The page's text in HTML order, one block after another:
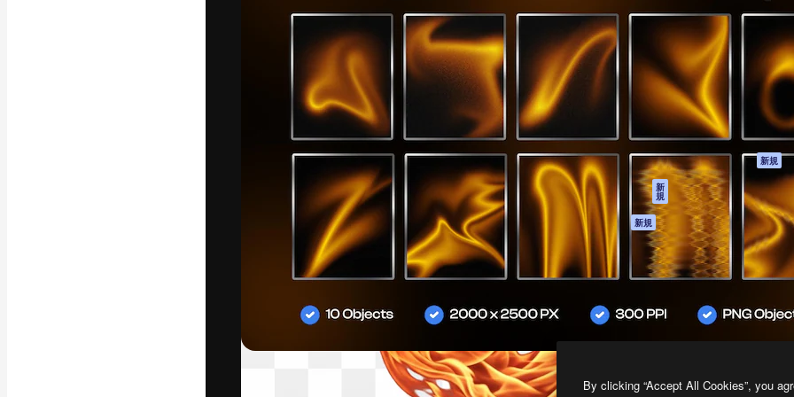
最高のクリエイティブ制作を導くためのプラ
ットフォーム。クリエイター、企業、代理
店、スタジオを含む100万人以上が利用して
います。
日本語
Spaces
AI アシスタント
AI 画像生成ツール
AI 動画生成ツール
AI 音声合成ツール
ストックコンテン
ツ
Claude/ChatGPT
向けMCP
新
規
エージェント 新規
API
モバイルアプリ
ール
Academy
ドキュメント
サポート
利用規約
プライバシーポリ
シー
オリジナル 新規
クッキーポリシー
トラストセンター
アフィリエイト
法人向け
Copyright © 2010-2026Freepik Company S.L.U.無断複写・転載を禁じます
By clicking “Accept All Cookies”, you